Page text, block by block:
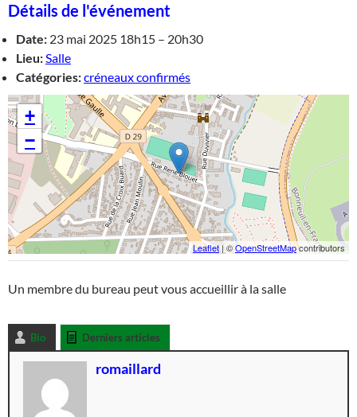
Détails de l'événement
Date: 23 mai 2025 18h15 – 20h30
Lieu:Salle
Catégories:créneaux confirmés
+
−
Leaflet| ©OpenStreetMapcontributors
Un membre du bureau peut vous accueillir à la salle
Bio Derniers articles
romaillard